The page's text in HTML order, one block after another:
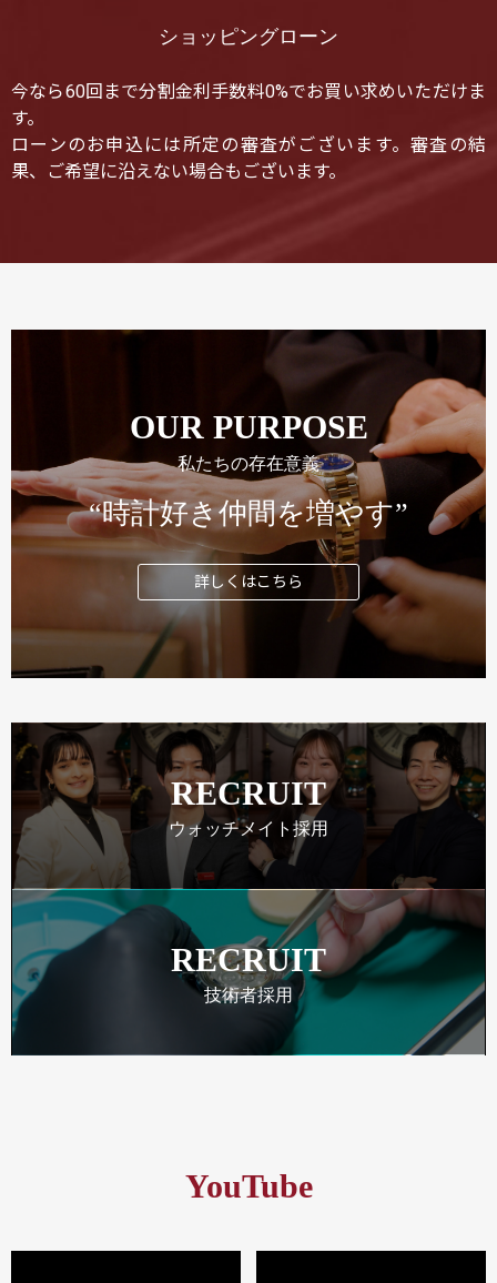
ショッピングローン
今なら60回まで分割金利手数料0%でお買い求めいただけま
す。
ローンのお申込には所定の審査がございます。審査の結
果、ご希望に沿えない場合もございます。
OUR PURPOSE
私たちの存在意義
“時計好き仲間を増やす”
詳しくはこちら
RECRUIT
ウォッチメイト採用
RECRUIT
技術者採用
YouTube